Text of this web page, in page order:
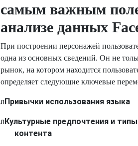
самым важным
анализе данных
При построении персонажей
одна из основных сведений. Он не
рынок, на котором находится
определяет следующие ключевые
лПривычки использования языка
лКультурные предпочтения и
контента